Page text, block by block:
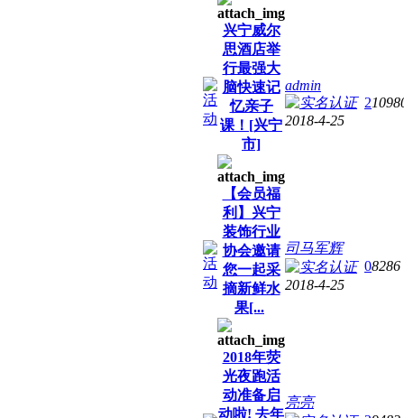
兴宁威尔
思酒店举
行最强大
脑快速记
忆亲子
课！[兴宁
市]
admin
2018-4-25
2
【会员福
利】兴宁
装饰行业
协会邀请
您一起采
摘新鲜水
果[...
司马军辉
2018-4-25
08286
2018年荧
光夜跑活
动准备启
动啦! 去年
亮亮